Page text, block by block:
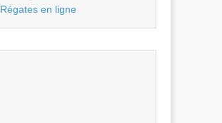
Régates en ligne